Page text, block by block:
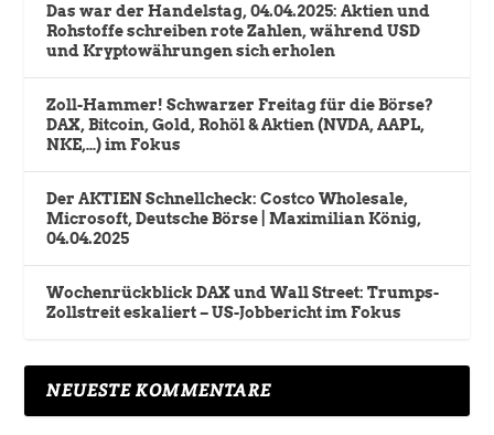
Das war der Handelstag, 04.04.2025: Aktien und
Rohstoffe schreiben rote Zahlen, während USD
und Kryptowährungen sich erholen
Zoll-Hammer! Schwarzer Freitag für die Börse?
DAX, Bitcoin, Gold, Rohöl & Aktien (NVDA, AAPL,
NKE,…) im Fokus
Der AKTIEN Schnellcheck: Costco Wholesale,
Microsoft, Deutsche Börse | Maximilian König,
04.04.2025
Wochenrückblick DAX und Wall Street: Trumps-
Zollstreit eskaliert – US-Jobbericht im Fokus
NEUESTE KOMMENTARE